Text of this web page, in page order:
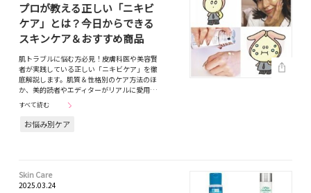
プロが教える正しい「ニキビ
ケア」とは？今日からできる
スキンケア＆おすすめ商品
肌トラブルに悩む方必見！皮膚科医や美容賢
者が実践している正しい「ニキビケア」を徹
底解説します。肌質＆性格別のケア方法のほ
か、美的読者やエディターがリアルに愛用…
すべて読む
お悩み別ケア
Skin Care
2025.03.24